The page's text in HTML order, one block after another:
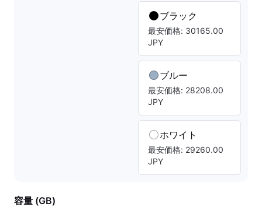
ブラック
最安価格: 30165.00
JPY
ブルー
最安価格: 28208.00
JPY
ホワイト
最安価格: 29260.00
JPY
容量 (GB)